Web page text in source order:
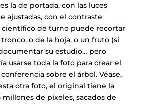
la de portada, con las luces
ajustadas, con el contraste
científico de turno puede recortar
o de la hoja, o un fruto (si
su estudio… pero
usarse toda la foto para crear el
sobre el árbol. Véase,
otra foto, el original tiene la
millones de píxeles, sacados de